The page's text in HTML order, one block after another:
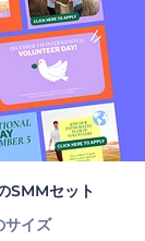
SMMセット
サイズ